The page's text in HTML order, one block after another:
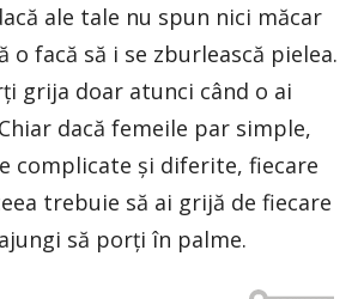
ale tale nu spun nici măcar
o facă să i se zburlească pielea.
grija doar atunci când o ai
dacă femeile par simple,
complicate și diferite, fiecare
trebuie să ai grijă de fiecare
să porți în palme.